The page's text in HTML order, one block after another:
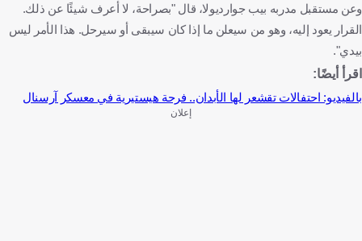
وعن مستقبل مدربه بيب جوارديولا، قال "بصراحة، لا أعرف شيئًا عن ذلك.
القرار يعود إليه، وهو من سيعلن ما إذا كان سيبقى أو سيرحل. هذا الأمر ليس
بيدي".
اقرأ أيضًا:
بالفيديو: احتفالات تقشعر لها الأبدان.. فرحة هيستيرية في معسكر آرسنال
إعلان